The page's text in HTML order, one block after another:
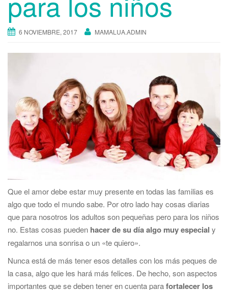
6 NOVIEMBRE, 2017 MAMALUA.ADMIN
Que el amor debe estar muy presente en todas las familias es
algo que todo el mundo sabe. Por otro lado hay cosas diarias
que para nosotros los adultos son pequeñas pero para los niños
no. Estas cosas pueden hacer de su día algo muy especial y
regalarnos una sonrisa o un «te quiero».
Nunca está de más tener esos detalles con los más peques de
la casa, algo que les hará más felices. De hecho, son aspectos
importantes que se deben tener en cuenta parafortalecer los